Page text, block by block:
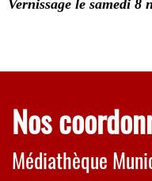
Vernissage le samedi 8
Nos
Médiathèque